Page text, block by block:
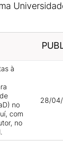
à
no
com
no
28/